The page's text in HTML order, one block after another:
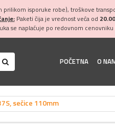
prilikom isporuke robe), troškove
Paketi čija je vrednost veća od
se naplaćuje po redovnom
POČETNA O
sečice 110mm